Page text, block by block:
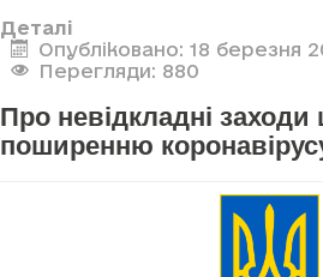
Деталі
Опубліковано: 18 березня
Перегляди: 880
Про невідкладні заходи
поширенню